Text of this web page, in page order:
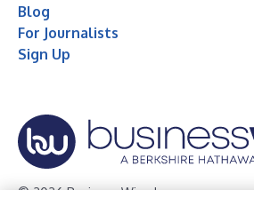
Blog
For Journalists
Sign Up
© 2026 Business Wire, Inc.